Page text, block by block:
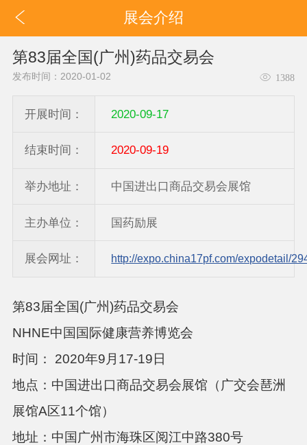
展会介绍
第83届全国(广州)药品交易会
发布时间：2020-01-02 1388
开展时间： 2020-09-17
结束时间： 2020-09-19
举办地址： 中国进出口商品交易会展馆
主办单位： 国药励展
展会网址： http://expo.china17pf.com/expodetail/
第83届全国(广州)药品交易会
NHNE中国国际健康营养博览会
时间： 2020年9月17-19日
地点：中国进出口商品交易会展馆（广交会琶洲
展馆A区11个馆）
地址：中国广州市海珠区阅江中路380号